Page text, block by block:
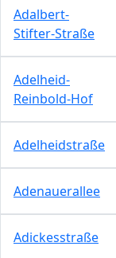
Adalbert-
Stifter-Straße
Adelheid-
Reinbold-Hof
Adelheidstraße
Adenauerallee
Adickesstraße